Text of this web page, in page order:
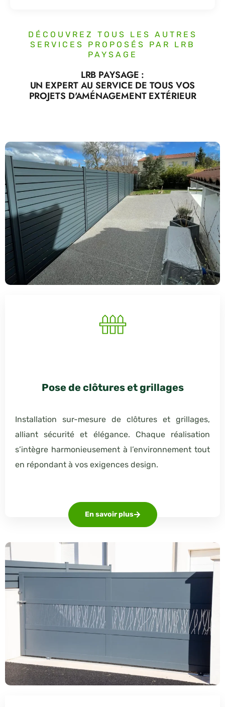
DÉCOUVREZ TOUS LES AUTRES
SERVICES PROPOSÉS PAR LRB
PAYSAGE
LRB PAYSAGE :
UN EXPERT AU SERVICE DE TOUS VOS
PROJETS D'AMÉNAGEMENT EXTÉRIEUR
Pose de clôtures et grillages
Installation sur-mesure de clôtures et grillages,
alliant sécurité et élégance. Chaque réalisation
s’intègre harmonieusement à l’environnement tout
en répondant à vos exigences design.
En savoir plus